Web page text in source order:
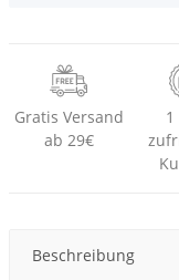
Gratis Versand
ab 29€
1
Beschreibung